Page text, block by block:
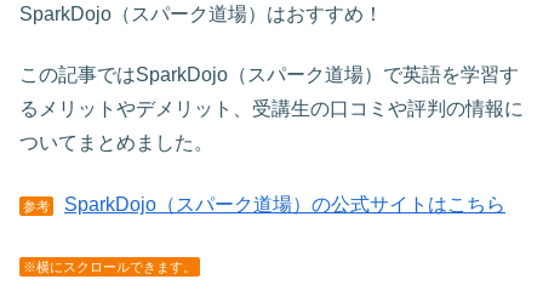
SparkDojo（スパーク道場）はおすすめ！
この記事ではSparkDojo（スパーク道場）で英語を学習す
るメリットやデメリット、受講生の口コミや評判の情報に
ついてまとめました。
参考 SparkDojo（スパーク道場）の公式サイトはこちら
※横にスクロールできます。